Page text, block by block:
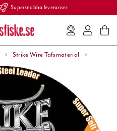
Supersnabba leveranser
Strike Wire Tafsmaterial